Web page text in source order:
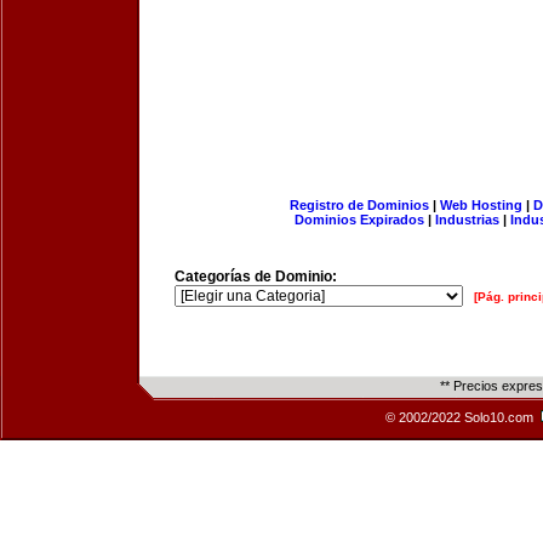
Registro de Dominios| Web Hosting |
Dominios Expirados | Industrias |
Categorías de Dominio:
[Pág.
** Precios
© 2002/2022 Solo10.com